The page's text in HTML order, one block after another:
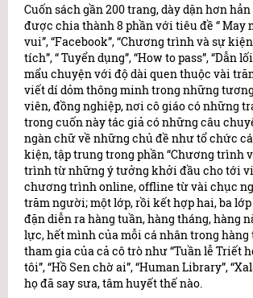
Cuốn sách gần 200 trang, dày dặn hơn
được chia thành 8 phần với tiêu đề “ May
vui”, “Facebook”, “Chương trình và sự
tích”, “ Tuyển dụng”, “How to pass”, “Dẫn
mẩu chuyện với độ dài quen thuộc vài
viết dí dỏm thông minh trong những
viên, đồng nghiệp, nơi cô giáo có những
trong cuốn này tác giả có những câu
ngàn chữ về những chủ đề như tổ chức
kiện, tập trung trong phần “Chương trình
trình từ những ý tưởng khởi đầu cho tới
chương trình online, offline từ vài chục
trăm người; một lớp, rồi kết hợp hai, ba
đặn diễn ra hàng tuần, hàng tháng, hàng
lực, hết mình của mỗi cá nhân trong
tham gia của cả cô trò như “Tuần lễ Triết
tôi”, “Hồ Sen chờ ai”, “Human Library”,
họ đã say sưa, tâm huyết thế nào.